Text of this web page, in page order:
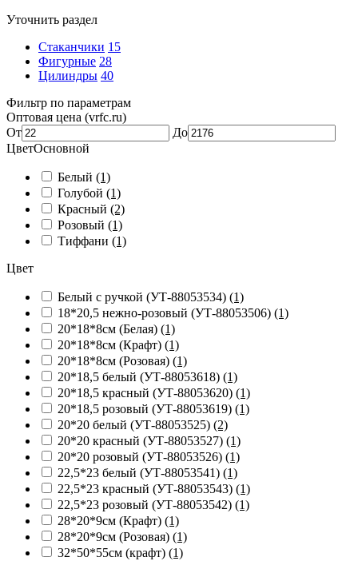
Уточнить раздел
Стаканчики 15
Фигурные 28
Цилиндры 40
Фильтр по параметрам
Оптовая цена (vrfc.ru)
От
До
ЦветОсновной
Белый (1)
Голубой (1)
Красный (2)
Розовый (1)
Тиффани (1)
Цвет
Белый с ручкой (УТ-88053534) (1)
18*20,5 нежно-розовый (УТ-88053506) (1)
20*18*8см (Белая) (1)
20*18*8см (Крафт) (1)
20*18*8см (Розовая) (1)
20*18,5 белый (УТ-88053618) (1)
20*18,5 красный (УТ-88053620) (1)
20*18,5 розовый (УТ-88053619) (1)
20*20 белый (УТ-88053525) (2)
20*20 красный (УТ-88053527) (1)
20*20 розовый (УТ-88053526) (1)
22,5*23 белый (УТ-88053541) (1)
22,5*23 красный (УТ-88053543) (1)
22,5*23 розовый (УТ-88053542) (1)
28*20*9см (Крафт) (1)
28*20*9см (Розовая) (1)
32*50*55см (крафт) (1)